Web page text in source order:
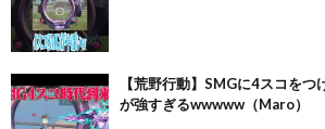
【荒野行動】SMGに4スコを
が強すぎるwwwww（Maro）